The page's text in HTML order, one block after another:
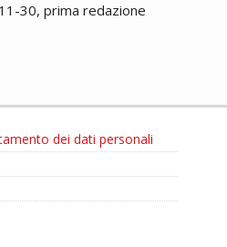
30, prima redazione
dei dati personali